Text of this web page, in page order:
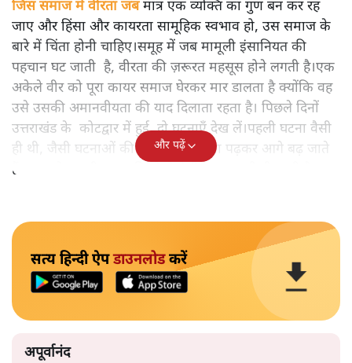
जिस समाज में वीरता जबमात्र एक व्यक्ति का गुण बन कर रह
जाए और हिंसा और कायरता सामूहिक स्वभाव हो, उस समाज के
बारे में चिंता होनी चाहिए।समूह में जब मामूली इंसानियत की
पहचान घट जाती है, वीरता की ज़रूरत महसूस होने लगती है।एक
अकेले वीर को पूरा कायर समाज घेरकर मार डालता है क्योंकि वह
उसे उसकी अमानवीयता की याद दिलाता रहता है। पिछले दिनों
उत्तराखंड के कोटद्वार में हुई दो घटनाएँ देख लें।पहली घटना वैसी
ही थी, जैसी घटनाओं की खबर हम रोज़ाना पढ़कर आगे बढ़ जाते
हैं।भारत के तक़रीबन हर हिस्से से ऐसी खबर आती ही रहती है।
और पढ़ें
सत्य हिन्दी ऐपडाउनलोडकरें
अपूर्वानंद